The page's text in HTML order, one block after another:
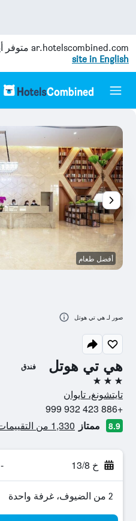
ar.hotelscombined.com متوفر
site in English
هي تي هوتل فندق
3 نجوم
تايتشونغ، تايوان
+886 423 932 999
8.9 ممتاز 1,330 من التقييمات تم التحقق منها
خ 13/8 -
2 من الضيوف، غرفة واحدة
أفضل طعام
صور لـ هي تي هوتل